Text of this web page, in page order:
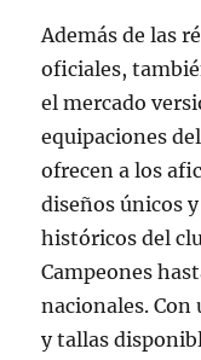
Además de las
oficiales,
el mercado
equipaciones
ofrecen a los
diseños únicos
históricos del
Campeones
nacionales.
y tallas